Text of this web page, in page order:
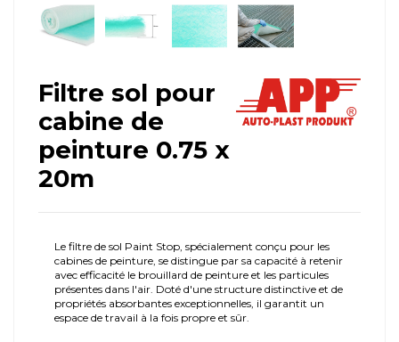
Filtre sol pour
cabine de
peinture 0.75 x
20m
Le filtre de sol Paint Stop, spécialement conçu pour les
cabines de peinture, se distingue par sa capacité à retenir
avec efficacité le brouillard de peinture et les particules
présentes dans l'air. Doté d'une structure distinctive et de
propriétés absorbantes exceptionnelles, il garantit un
espace de travail à la fois propre et sûr.